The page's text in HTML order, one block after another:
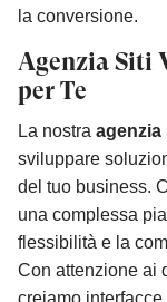
la conversione.
Agenzia Siti
per Te
La nostra agenzia
sviluppare
del tuo business.
una complessa
flessibilità e la
Con attenzione ai